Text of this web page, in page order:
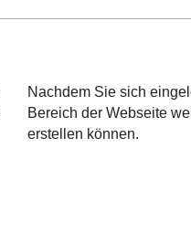
Nachdem Sie sich
Bereich der Webseite
erstellen können.